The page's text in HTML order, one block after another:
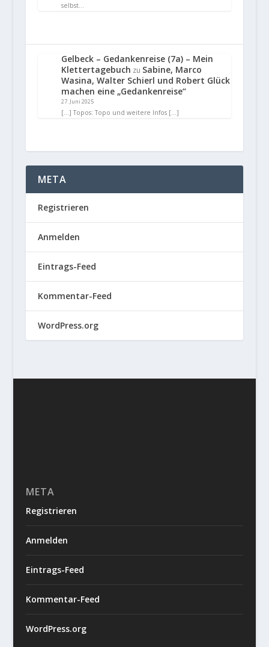
selbst…
Gelbeck – Gedankenreise (7a) – Mein
Klettertagebuch zu Sabine, Marco
Wasina, Walter Schierl und Robert Glück
machen eine „Gedankenreise“
27. Juni 2025
[…] Topos: Topo und weitere Infos […]
META
Registrieren
Anmelden
Eintrags-Feed
Kommentar-Feed
WordPress.org
META
Registrieren
Anmelden
Eintrags-Feed
Kommentar-Feed
WordPress.org